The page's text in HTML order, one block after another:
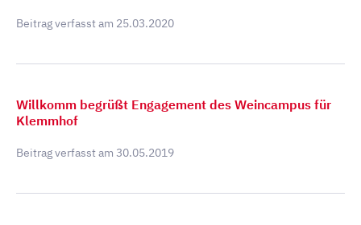
Beitrag verfasst am 25.03.2020
Willkomm begrüßt Engagement des Weincampus für
Klemmhof
Beitrag verfasst am 30.05.2019